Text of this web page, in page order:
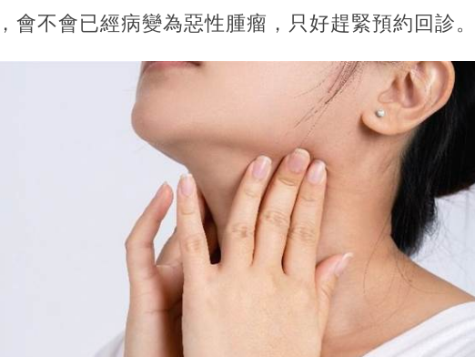
會不會已經病變為惡性腫瘤，只好趕緊預約回診。